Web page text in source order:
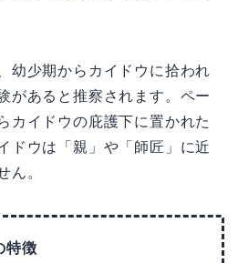
幼少期からカイドウに拾われ
があると推察されます。ペー
カイドウの庇護下に置かれた
ドウは「親」や「師匠」に近
ん。
特徴